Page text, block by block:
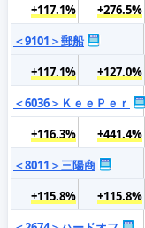
+117.1%
+276.5%
＜9101＞郵船
+117.1%
+127.0%
＜6036＞ＫｅｅＰｅｒ
+116.3%
+441.4%
＜8011＞三陽商
+115.8%
+115.8%